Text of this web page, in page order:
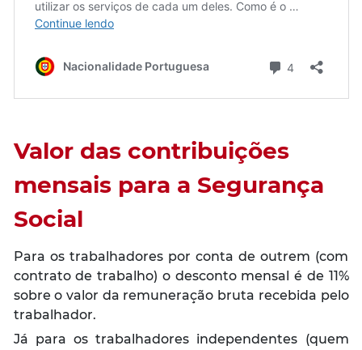
Valor das contribuições
mensais para a Segurança
Social
Para os trabalhadores por conta de outrem (com
contrato de trabalho) o desconto mensal é de 11%
sobre o valor da remuneração bruta recebida pelo
trabalhador.
Já para os trabalhadores independentes (quem